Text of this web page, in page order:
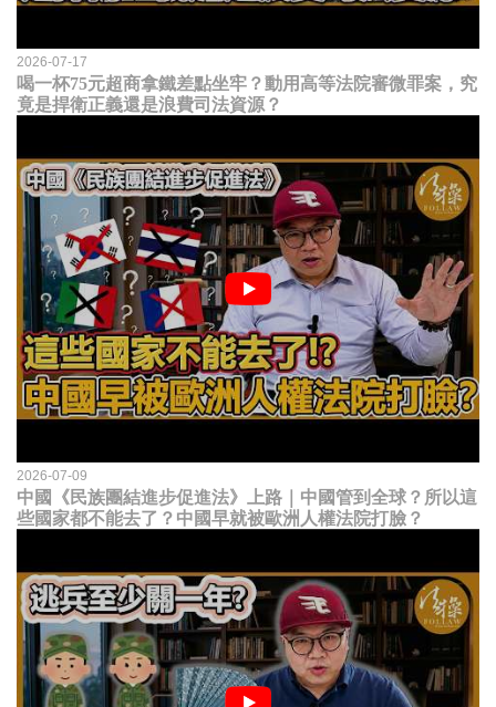
2026-07-17
喝一杯75元超商拿鐵差點坐牢？動用高等法院審微罪案，究
竟是捍衛正義還是浪費司法資源？
2026-07-09
中國《民族團結進步促進法》上路｜中國管到全球？所以這
些國家都不能去了？中國早就被歐洲人權法院打臉？